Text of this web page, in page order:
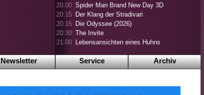
20:00 Spider Man Brand New Day 3D
20:15 Der Klang der Stradivari
20:15 Die Odyssee (2026)
20:30 The Invite
21:00 Lebensansichten eines Huhns
Newsletter Service Archiv